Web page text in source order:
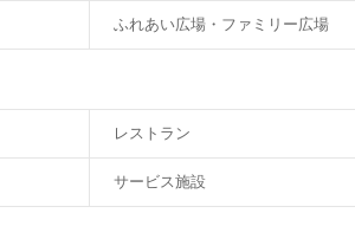
ふれあい広場・ファミリー広場
レストラン
サービス施設